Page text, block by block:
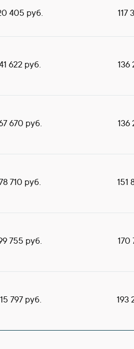
405 руб. 117
622 руб. 136
670 руб. 136
710 руб. 151
755 руб. 170
797 руб. 193